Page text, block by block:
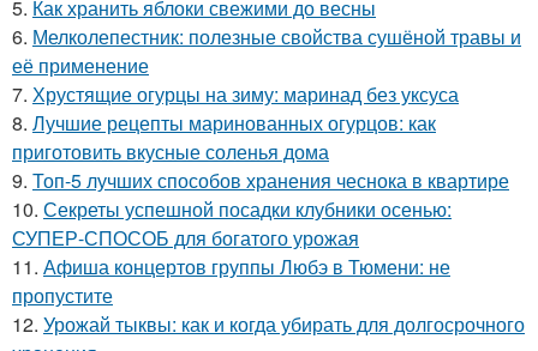
5. Как хранить яблоки свежими до весны
6. Мелколепестник: полезные свойства сушёной травы и
её применение
7. Хрустящие огурцы на зиму: маринад без уксуса
8. Лучшие рецепты маринованных огурцов: как
приготовить вкусные соленья дома
9. Топ-5 лучших способов хранения чеснока в квартире
10. Секреты успешной посадки клубники осенью:
СУПЕР-СПОСОБ для богатого урожая
11. Афиша концертов группы Любэ в Тюмени: не
пропустите
12. Урожай тыквы: как и когда убирать для долгосрочного